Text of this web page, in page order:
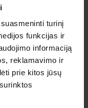
turinį
funkcijas ir
informaciją
reklamavimo ir
prie kitos jūsų